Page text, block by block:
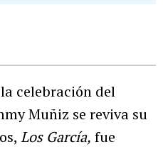
celebración del
Muñiz se reviva su
Los García, fue